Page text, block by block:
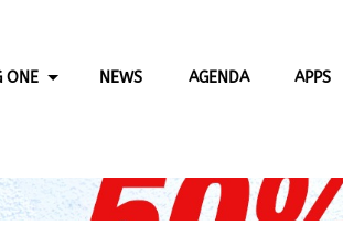
ONE NEWS AGENDA APPS